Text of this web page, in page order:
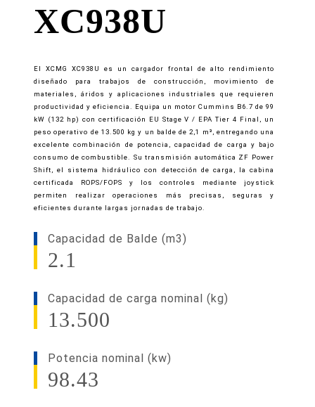
XC938U
El XCMG XC938U es un cargador frontal de alto rendimiento
diseñado para trabajos de construcción, movimiento de
materiales, áridos y aplicaciones industriales que requieren
productividad y eficiencia. Equipa un motor Cummins B6.7 de 99
kW (132 hp) con certificación EU Stage V / EPA Tier 4 Final, un
peso operativo de 13.500 kg y un balde de 2,1 m³, entregando una
excelente combinación de potencia, capacidad de carga y bajo
consumo de combustible. Su transmisión automática ZF Power
Shift, el sistema hidráulico con detección de carga, la cabina
certificada ROPS/FOPS y los controles mediante joystick
permiten realizar operaciones más precisas, seguras y
eficientes durante largas jornadas de trabajo.
Capacidad de Balde (m3)
2.1
Capacidad de carga nominal (kg)
13.500
Potencia nominal (kw)
98.43